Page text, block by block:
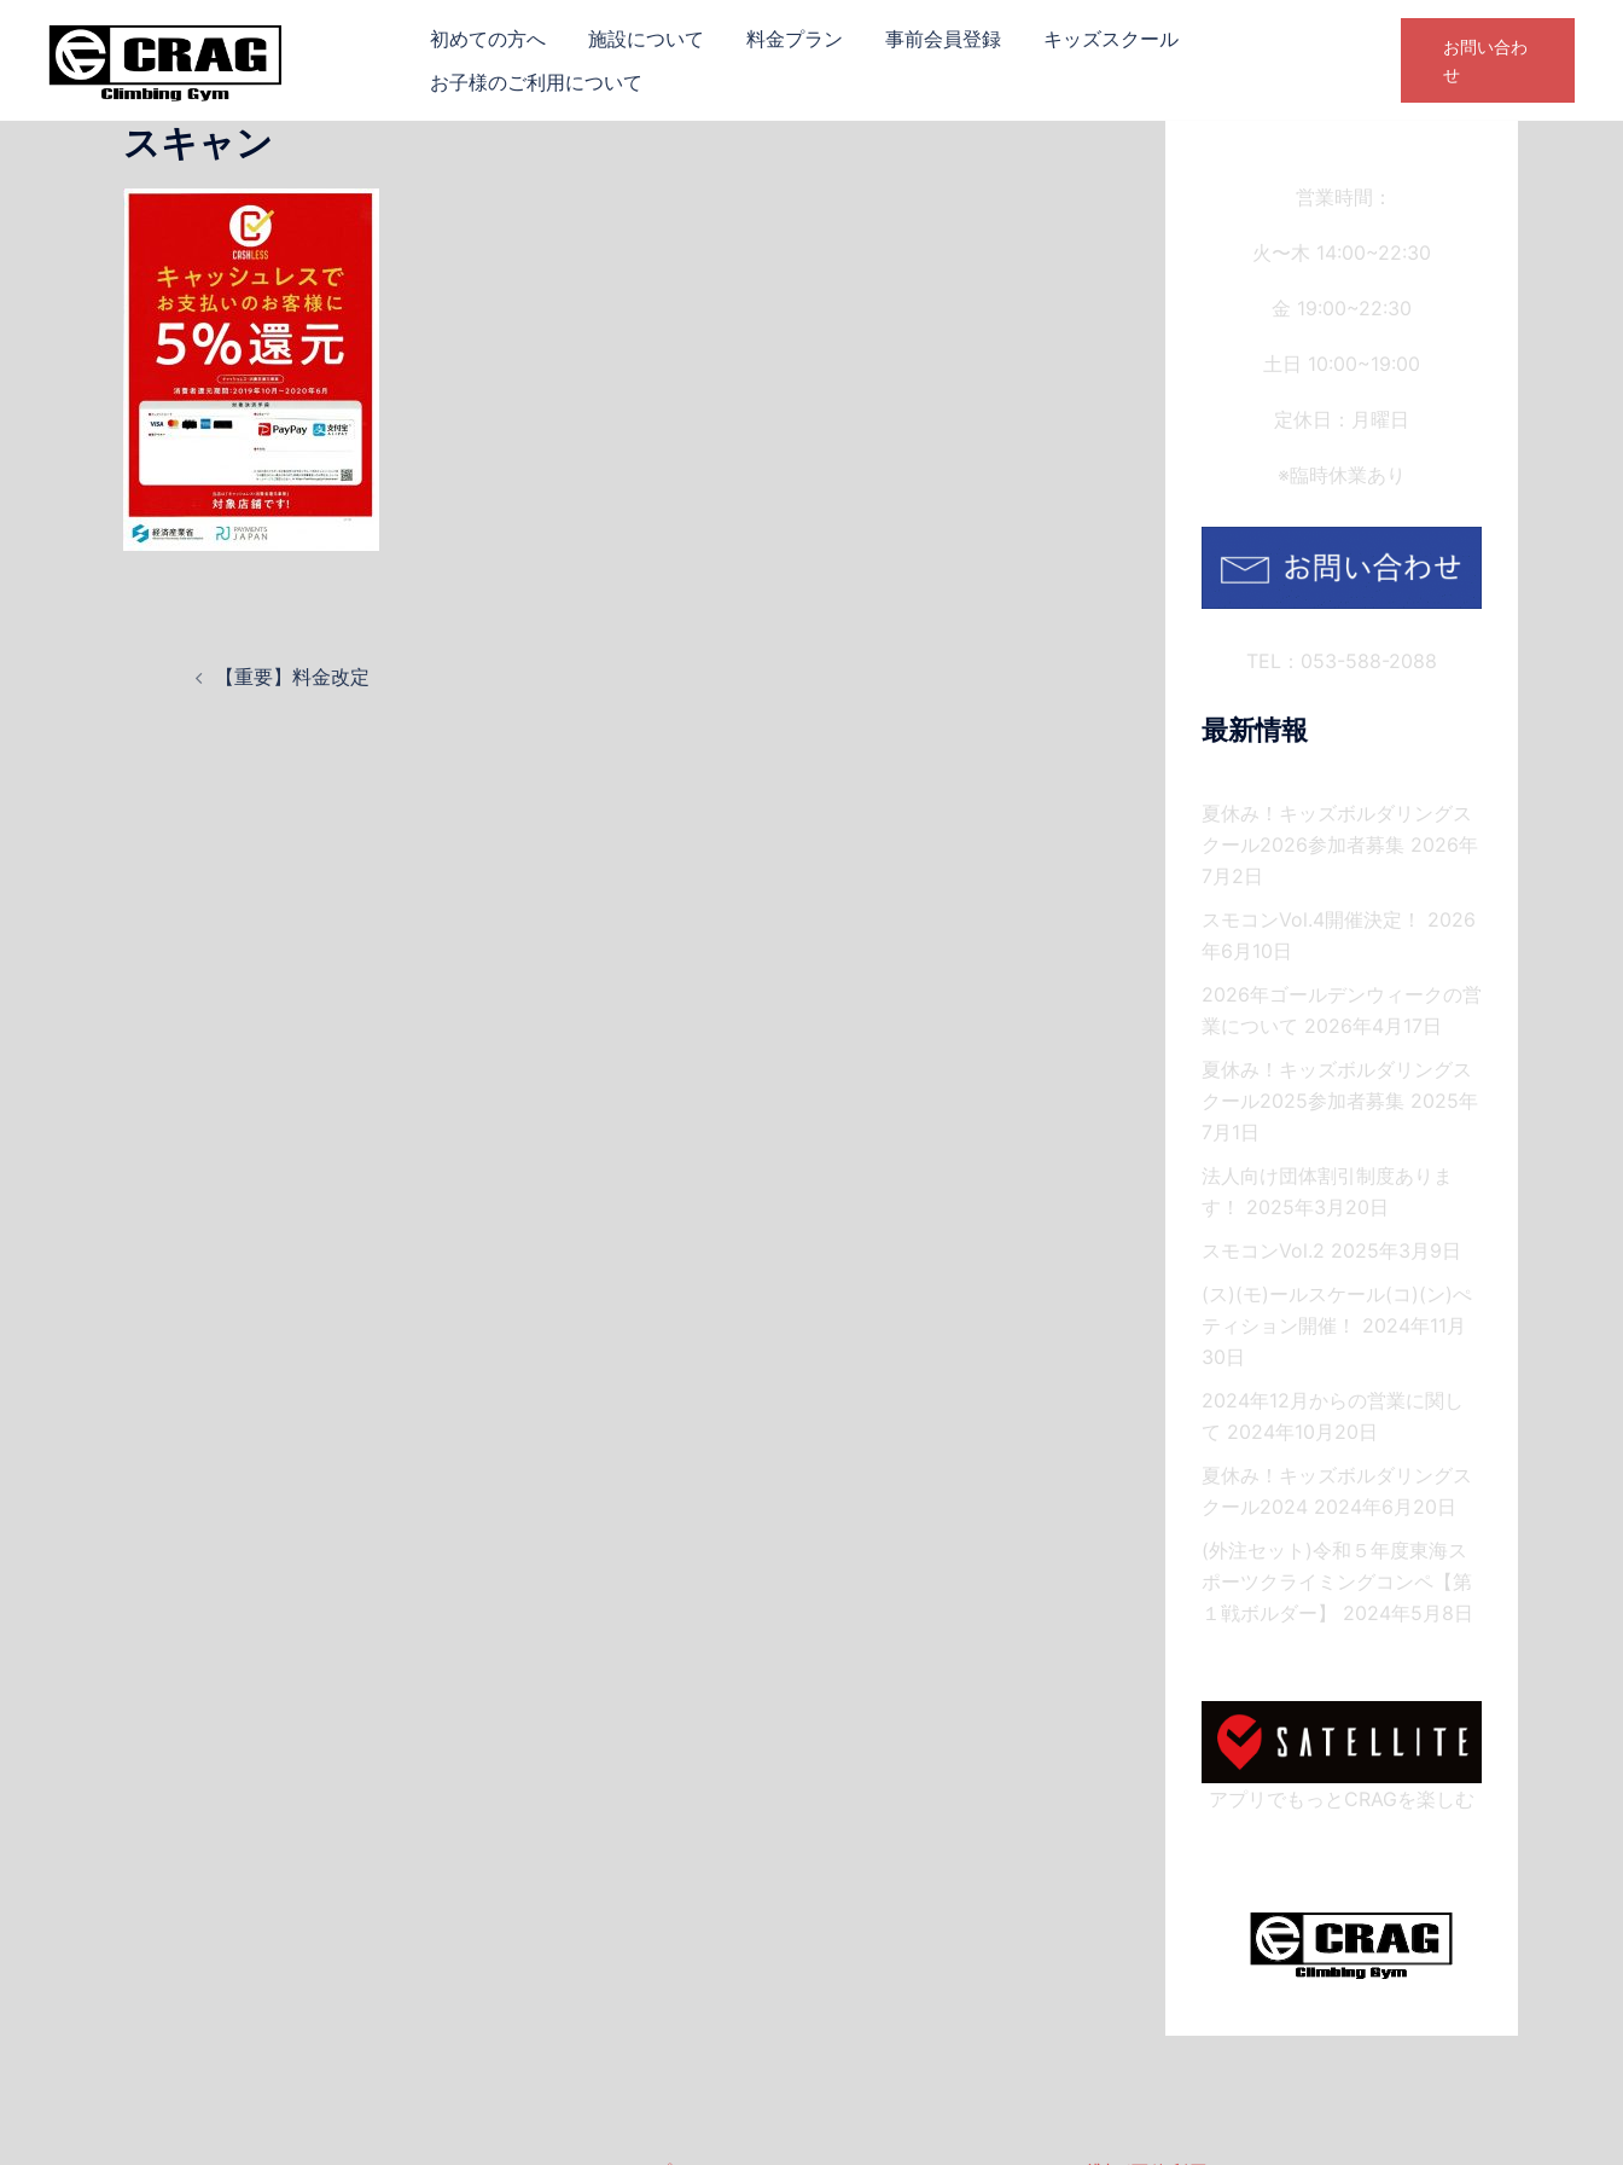
初めての方へ 施設について 料金プラン 事前会員登録
キッズスクール
お子様のご利用について
お問い合わ
せ
スキャン
【重要】料金改定
営業時間：
火〜木 14:00~22:30
金 19:00~22:30
土日 10:00~19:00
定休日：月曜日
※臨時休業あり
TEL：053-588-2088
最新情報
夏休み！キッズボルダリングス
クール2026参加者募集 2026年
7月2日
スモコンVol.4開催決定！
2026
年6月10日
2026年ゴールデンウィークの営
業について 2026年4月17日
夏休み！キッズボルダリングス
クール2025参加者募集 2025年
7月1日
法人向け団体割引制度ありま
す！
2025年3月20日
スモコンVol.2 2025年3月9日
(ス)(モ)ールスケール(コ)(ン)ぺ
ティション開催！
2024年11月
30日
2024年12月からの営業に関し
て 2024年10月20日
夏休み！キッズボルダリングス
クール2024 2024年6月20日
(外注セット)令和５年度東海ス
ポーツクライミングコンペ【第
１戦ボルダー】
2024年5月8日
アプリでもっとCRAGを楽しむ